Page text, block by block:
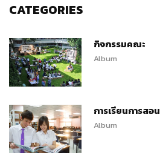
CATEGORIES
กิจกรรมคณะ
Album
การเรียนการสอน
Album